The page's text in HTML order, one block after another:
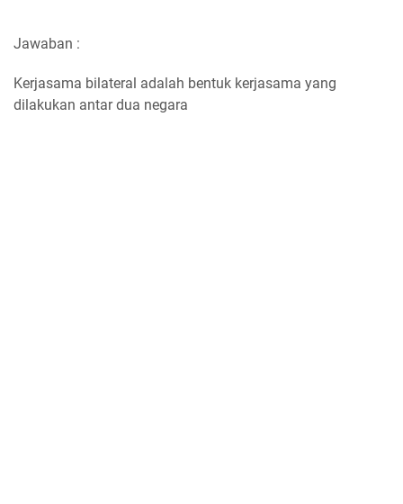
Jawaban :
Kerjasama bilateral adalah bentuk kerjasama yang
dilakukan antar dua negara